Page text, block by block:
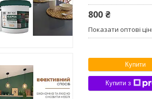
800 ₴
Показати оптові
Купити
Купити з